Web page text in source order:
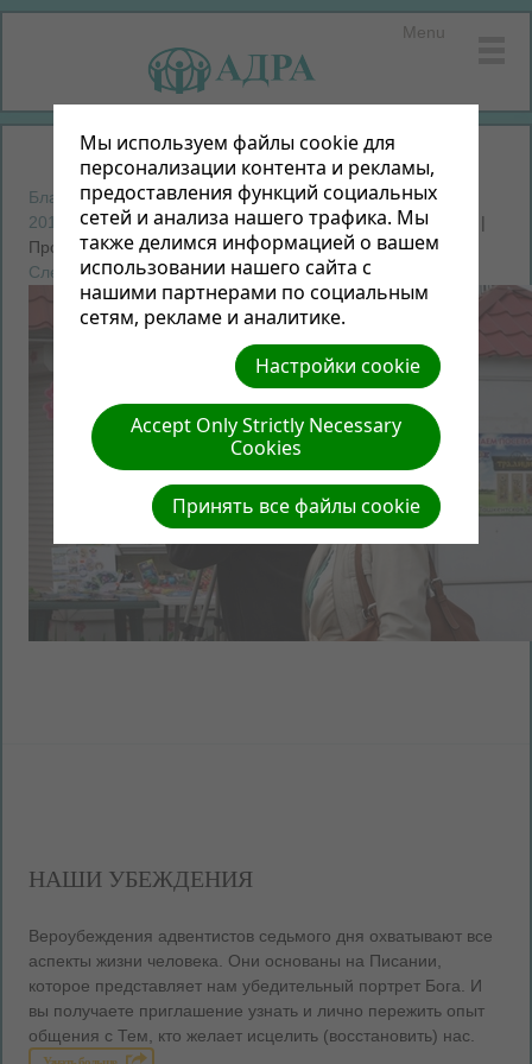
Menu
Благотворительный фестиваль "Мы нужны друг другу -
2015"
| Автор: Неизвестный | Размер (МБ): 0.22 |Скачать
|
Просмотров: 0
Следующий »
НАШИ УБЕЖДЕНИЯ
Вероубеждения адвентистов седьмого дня охватывают все
аспекты жизни человека. Они основаны на Писании,
которое представляет нам убедительный портрет Бога. И
вы получаете приглашение узнать и лично пережить опыт
общения с Тем, кто желает исцелить (восстановить) нас.
Мы используем файлы cookie для
персонализации контента и рекламы,
предоставления функций социальных
сетей и анализа нашего трафика. Мы
также делимся информацией о вашем
использовании нашего сайта с
нашими партнерами по социальным
сетям, рекламе и аналитике.
Настройки cookie
Accept Only Strictly Necessary
Cookies
Принять все файлы cookie